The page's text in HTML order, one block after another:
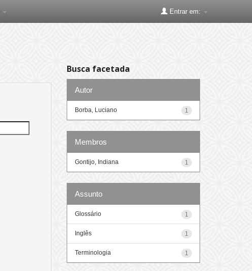
Entrar em:
Busca facetada
Autor
1
Borba, Luciano
Membros
1
Gontijo, Indiana
Assunto
1
Glossário
1
Inglês
1
Terminologia